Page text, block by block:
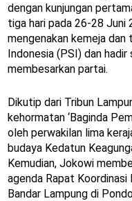
dengan kunjungan
tiga hari pada 26-28 Juni
mengenakan kemeja
Indonesia (PSI) dan
membesarkan partai.
Dikutip dari Tribun
kehormatan ‘Baginda
oleh perwakilan lima
budaya Kedatun
Kemudian, Jokowi
agenda Rapat
Bandar Lampung di